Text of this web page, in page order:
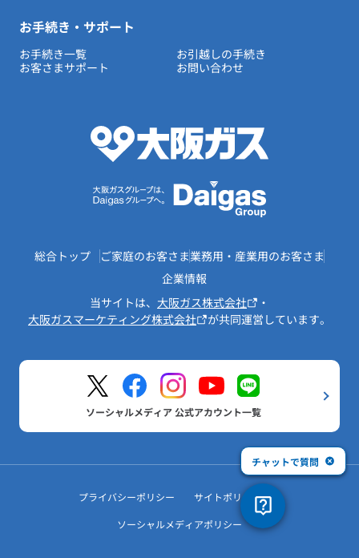
お手続き・サポート
お手続き一覧
お引越しの手続き
お客さまサポート
お問い合わせ
総合トップ ご家庭のお客さま業務用・産業用のお客さま
企業情報
当サイトは、 大阪ガス株式会社
・
大阪ガスマーケティング株式会社
が共同運営しています。
ソーシャルメディア 公式アカウント一覧
プライバシーポリシー
サイトポリシー
ソーシャルメディアポリシー
チャットで質問